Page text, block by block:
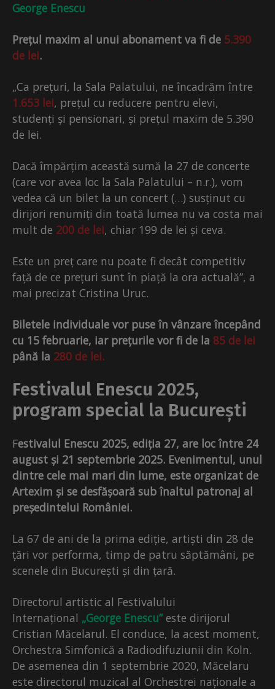
George Enescu
Prețul maxim al unui abonament va fi de 5.390
de lei.
„Ca prețuri, la Sala Palatului, ne încadrăm între
1.653 lei, prețul cu reducere pentru elevi,
studenți și pensionari, și prețul maxim de 5.390
de lei.
Dacă împărțim această sumă la 27 de concerte
(care vor avea loc la Sala Palatului – n.r.), vom
vedea că un bilet la un concert (…) susținut cu
dirijori renumiți din toată lumea nu va costa mai
mult de 200 de lei, chiar 199 de lei și ceva.
Este un preț care nu poate fi decât competitiv
față de ce prețuri sunt în piață la ora actuală”, a
mai precizat Cristina Uruc.
Biletele individuale vor puse în vânzare începând
cu 15 februarie, iar prețurile vor fi de la 85 de lei
până la 280 de lei.
Festivalul Enescu 2025,
program special la București
Festivalul Enescu 2025, ediția 27, are loc între 24
august și 21 septembrie 2025. Evenimentul, unul
dintre cele mai mari din lume, este organizat de
Artexim și se desfășoară sub înaltul patronaj al
președintelui României.
La 67 de ani de la prima ediție, artiști din 28 de
țări vor performa, timp de patru săptămâni, pe
scenele din București și din țară.
Directorul artistic al Festivalului
Internațional „George Enescu”este dirijorul
Cristian Măcelarul. El conduce, la acest moment,
Orchestra Simfonică a Radiodifuziunii din Koln.
De asemenea din 1 septembrie 2020, Măcelaru
este directorul muzical al Orchestrei naționale a